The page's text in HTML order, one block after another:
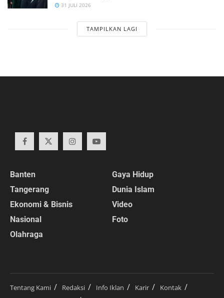
31 JULI 2026
TAMPILKAN LAGI
Banten
Tangerang
Ekonomi & Bisnis
Nasional
Olahraga
Gaya Hidup
Dunia Islam
Video
Foto
Tentang Kami Redaksi Info Iklan Karir
Kontak